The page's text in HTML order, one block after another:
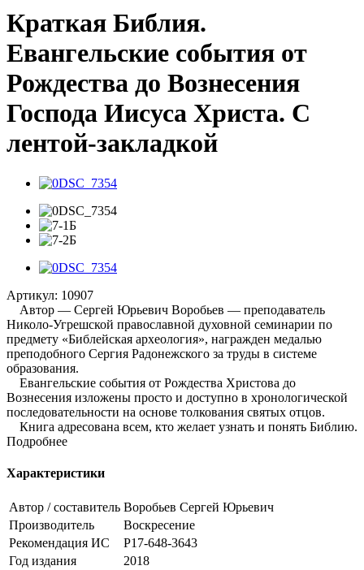
Краткая Библия.
Евангельские события от
Рождества до Вознесения
Господа Иисуса Христа. С
лентой-закладкой
Артикул: 10907
Автор — Сергей Юрьевич Воробьев — преподаватель
Николо-Угрешской православной духовной семинарии по
предмету «Библейская археология», награжден медалью
преподобного Сергия Радонежского за труды в системе
образования.
Евангельские события от Рождества Христова до
Вознесения изложены просто и доступно в хронологической
последовательности на основе толкования святых отцов.
Книга адресована всем, кто желает узнать и понять Библию.
Подробнее
Характеристики
Автор / составитель Воробьев Сергей Юрьевич
Производитель
Воскресение
Рекомендация ИС
Р17-648-3643
Год издания
2018